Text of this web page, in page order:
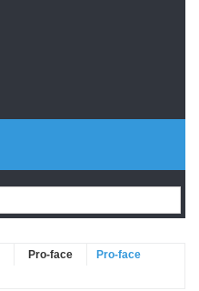
Pro-face
Pro-face